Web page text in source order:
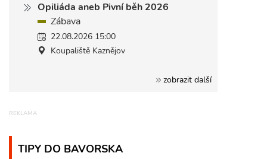
Opiliáda aneb Pivní běh 2026
Zábava
22.08.2026 15:00
Koupaliště Kaznějov
zobrazit další
TIPY DO BAVORSKA